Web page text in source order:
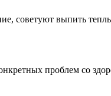
советуют выпить
проблем со